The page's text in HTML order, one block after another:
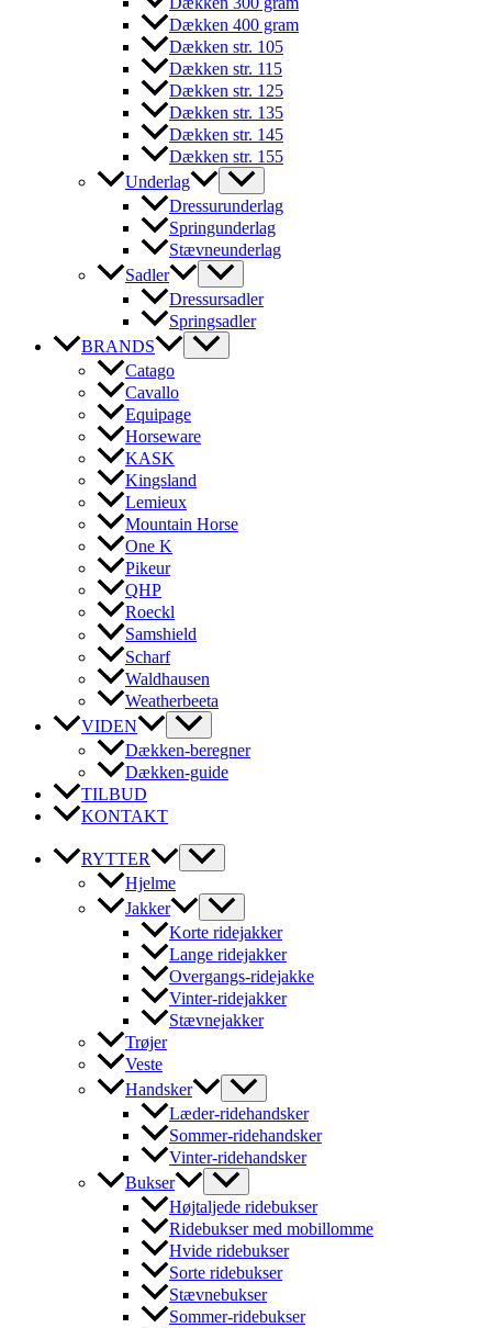
Dækken 400 gram
Dækken str. 105
Dækken str. 115
Dækken str. 125
Dækken str. 135
Dækken str. 145
Dækken str. 155
Underlag
Dressurunderlag
Springunderlag
Stævneunderlag
Sadler
Dressursadler
Springsadler
BRANDS
Catago
Cavallo
Equipage
Horseware
KASK
Kingsland
Lemieux
Mountain Horse
One K
Pikeur
QHP
Roeckl
Samshield
Scharf
Waldhausen
Weatherbeeta
VIDEN
Dækken-beregner
Dækken-guide
TILBUD
KONTAKT
RYTTER
Hjelme
Jakker
Korte ridejakker
Lange ridejakker
Overgangs-ridejakke
Vinter-ridejakker
Stævnejakker
Trøjer
Veste
Handsker
Læder-ridehandsker
Sommer-ridehandsker
Vinter-ridehandsker
Bukser
Højtaljede ridebukser
Ridebukser med mobillomme
Hvide ridebukser
Sorte ridebukser
Stævnebukser
Sommer-ridebukser